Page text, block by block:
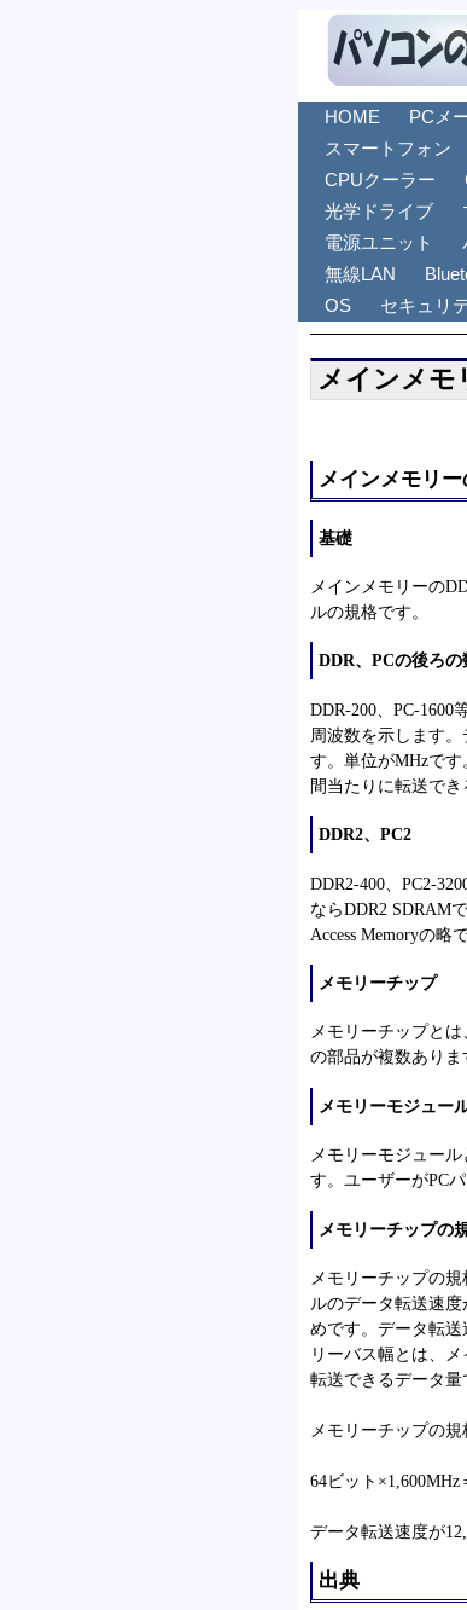
HOME PCメ
スマートフォン
CPUクーラー
光学ドライブ
電源ユニット
無線LAN
OS
セキュリ
メインメモ
メインメモリ
基礎
メインメモリーの
ルの規格です。
DDR、PCの後ろの
DDR-200、PC-
周波数を示します
す。単位がMHzで
間当たりに転送でき
DDR2、PC2
DDR2-400、PC2-
ならDDR2 SDRAM
Access Memoryの略
メモリーチップ
メモリーチップと
の部品が複数ありま
メモリーモジュー
メモリーモジュー
す。ユーザーがPC
メモリーチップの
メモリーチップの
ルのデータ転送速
めです。データ転
リーバス幅とは、
転送できるデータ量
メモリーチップの
64ビット×1,600MHz
データ転送速度が
出典